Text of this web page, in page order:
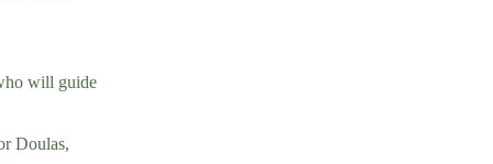
will guide
Doulas,